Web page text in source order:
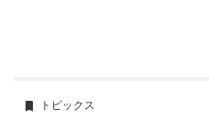
トピックス